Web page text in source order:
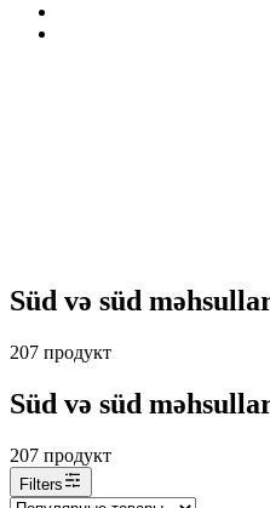
Süd və süd
207 продукт
Süd və süd
207 продукт
Filters